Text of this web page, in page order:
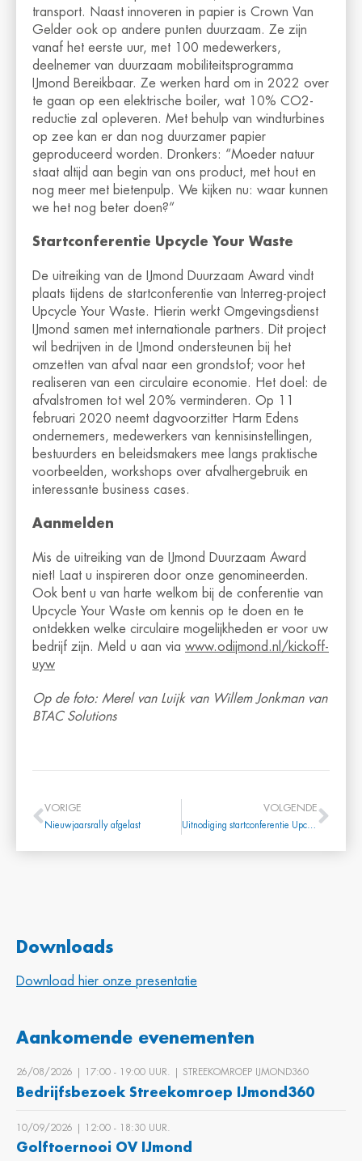
transport. Naast innoveren in papier is Crown Van
Gelder ook op andere punten duurzaam. Ze zijn
vanaf het eerste uur, met 100 medewerkers,
deelnemer van duurzaam mobiliteitsprogramma
IJmond Bereikbaar. Ze werken hard om in 2022 over
te gaan op een elektrische boiler, wat 10% CO2-
reductie zal opleveren. Met behulp van windturbines
op zee kan er dan nog duurzamer papier
geproduceerd worden. Dronkers: “Moeder natuur
staat altijd aan begin van ons product, met hout en
nog meer met bietenpulp. We kijken nu: waar kunnen
we het nog beter doen?”
Startconferentie Upcycle Your Waste
De uitreiking van de IJmond Duurzaam Award vindt
plaats tijdens de startconferentie van Interreg-project
Upcycle Your Waste. Hierin werkt Omgevingsdienst
IJmond samen met internationale partners. Dit project
wil bedrijven in de IJmond ondersteunen bij het
omzetten van afval naar een grondstof; voor het
realiseren van een circulaire economie. Het doel: de
afvalstromen tot wel 20% verminderen. Op 11
februari 2020 neemt dagvoorzitter Harm Edens
ondernemers, medewerkers van kennisinstellingen,
bestuurders en beleidsmakers mee langs praktische
voorbeelden, workshops over afvalhergebruik en
interessante business cases.
Aanmelden
Mis de uitreiking van de IJmond Duurzaam Award
niet! Laat u inspireren door onze genomineerden.
Ook bent u van harte welkom bij de conferentie van
Upcycle Your Waste om kennis op te doen en te
ontdekken welke circulaire mogelijkheden er voor uw
bedrijf zijn. Meld u aan via www.odijmond.nl/kickoff-
uyw
Op de foto: Merel van Luijk van Willem Jonkman van
BTAC Solutions
VORIGE
Nieuwjaarsrally afgelast
VOLGENDE
Uitnodiging startconferentie Upcycle Your Waste 11 februari a.s.
Downloads
Download hier onze presentatie
Aankomende evenementen
26/08/2026 | 17:00 ‐ 19:00 UUR. | STREEKOMROEP IJMOND360
Bedrijfsbezoek Streekomroep IJmond360
10/09/2026 | 12:00 ‐ 18:30 UUR.
Golftoernooi OV IJmond